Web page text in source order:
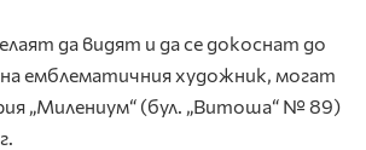
да видят и да се докоснат до
емблематичния художник, могат
„Милениум“ (бул. „Витоша“ № 89)